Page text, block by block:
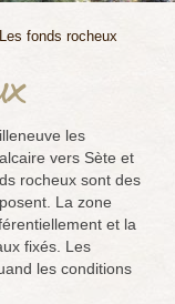
Les fonds rocheux
les
vers Sète et
rocheux sont des
La zone
et la
fixés. Les
les conditions